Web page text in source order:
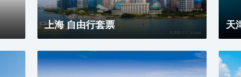
上海 自由行套票 天